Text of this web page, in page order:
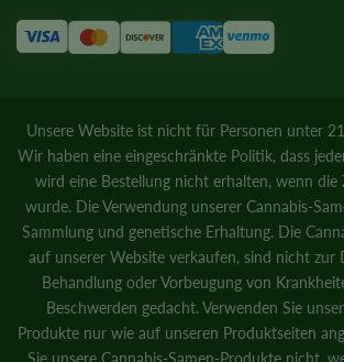
Unsere Website ist nicht für Personen unter
Wir haben eine eingeschränkte Politik, dass
wird eine Bestellung nicht erhalten, wenn die
wurde. Die Verwendung unserer Cannabis-
Sammlung und genetische Erhaltung. Die
auf unserer Website verkaufen, sind nicht zur
Behandlung oder Vorbeugung von
Beschwerden gedacht. Verwenden Sie
Produkte nur wie auf unseren Produktseiten
Sie unsere Cannabis-Samen-Produkte nicht,